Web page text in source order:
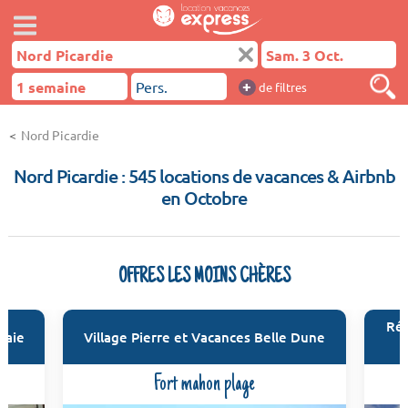
+ de filtres
Nord Picardie
Nord Picardie : 545 locations de vacances & Airbnb
en Octobre
OFFRES LES MOINS CHÈRES
Village Pierre et Vacances Belle Dune
Fort mahon plage